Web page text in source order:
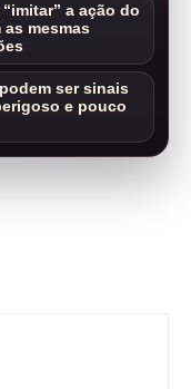
a ação do
mesmas
ser sinais
e pouco